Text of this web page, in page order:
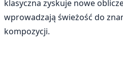
klasyczna zyskuje nowe
wprowadzają świeżość do
kompozycji.